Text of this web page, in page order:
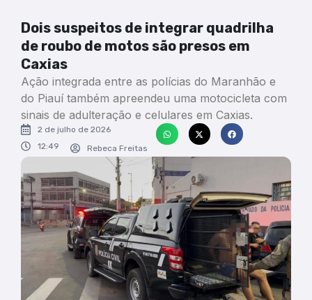
Dois suspeitos de integrar quadrilha
de roubo de motos são presos em
Caxias
Ação integrada entre as polícias do Maranhão e
do Piauí também apreendeu uma motocicleta com
sinais de adulteração e celulares em Caxias.
2 de julho de 2026
12:49
Rebeca Freitas